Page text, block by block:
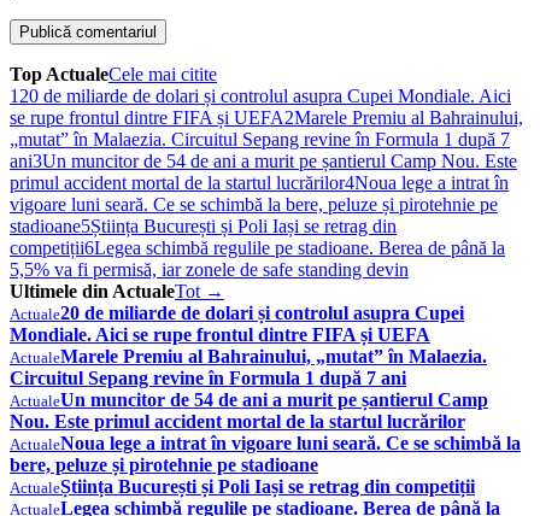
Top ActualeCele mai citite
1 20 de miliarde de dolari și controlul asupra Cupei Mondiale. Aici
se rupe frontul dintre FIFA și UEFA2Marele Premiu al Bahrainului,
„mutat” în Malaezia. Circuitul Sepang revine în Formula 1 după 7
ani3Un muncitor de 54 de ani a murit pe șantierul Camp Nou. Este
primul accident mortal de la startul lucrărilor4Noua lege a intrat în
vigoare luni seară. Ce se schimbă la bere, peluze și pirotehnie pe
stadioane5Știința București și Poli Iași se retrag din
competiții6Legea schimbă regulile pe stadioane. Berea de până la
5,5% va fi permisă, iar zonele de safe standing devin
Ultimele din ActualeTot →
Actuale20 de miliarde de dolari și controlul asupra Cupei
Mondiale. Aici se rupe frontul dintre FIFA și UEFA
ActualeMarele Premiu al Bahrainului, „mutat” în Malaezia.
Circuitul Sepang revine în Formula 1 după 7 ani
ActualeUn muncitor de 54 de ani a murit pe șantierul Camp
Nou. Este primul accident mortal de la startul lucrărilor
ActualeNoua lege a intrat în vigoare luni seară. Ce se schimbă la
bere, peluze și pirotehnie pe stadioane
ActualeȘtiința București și Poli Iași se retrag din competiții
ActualeLegea schimbă regulile pe stadioane. Berea de până la